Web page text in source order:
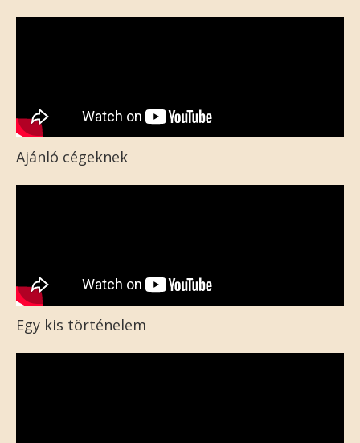
Ajánló cégeknek
Egy kis történelem